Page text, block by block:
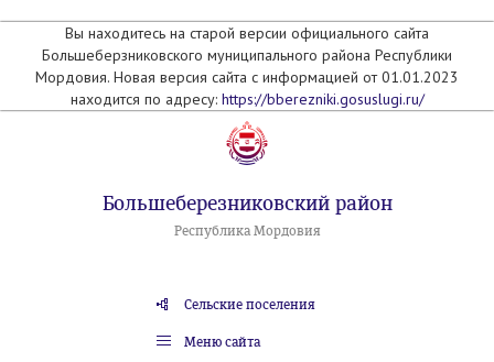
Вы находитесь на старой версии официального сайта
Большеберзниковского муниципального района Республики
Мордовия. Новая версия сайта с информацией от 01.01.2023
находится по адресу: https://bberezniki.gosuslugi.ru/
Большеберезниковский район
Республика Мордовия
Сельские поселения
Меню сайта